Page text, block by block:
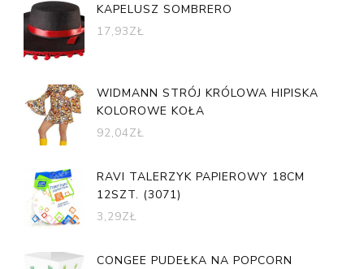
KAPELUSZ SOMBRERO
17,93ZŁ
WIDMANN STRÓJ KRÓLOWA HIPISKA
KOLOROWE KOŁA
92,04ZŁ
RAVI TALERZYK PAPIEROWY 18CM
12SZT. (3071)
3,29ZŁ
CONGEE PUDEŁKA NA POPCORN